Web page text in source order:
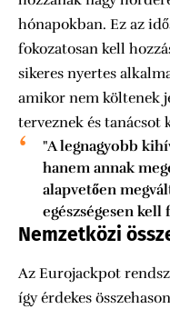
hónapokban. Ez az
fokozatosan kell
sikeres nyertes
amikor nem költenek
terveznek és tanácsot
"A legnagyobb
hanem annak
alapvetően
egészségesen
Nemzetközi
Az Eurojackpot
így érdekes